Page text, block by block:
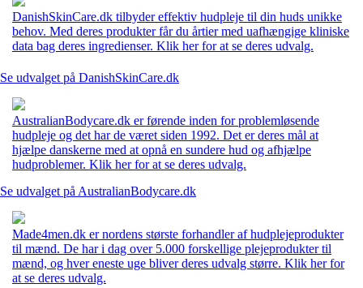
DanishSkinCare.dk tilbyder effektiv hudpleje til din huds unikke
behov. Med deres produkter får du årtier med uafhængige kliniske
data bag deres ingredienser. Klik her for at se deres udvalg.
Se udvalget på DanishSkinCare.dk
AustralianBodycare.dk er førende inden for problemløsende
hudpleje og det har de været siden 1992. Det er deres mål at
hjælpe danskerne med at opnå en sundere hud og afhjælpe
hudproblemer. Klik her for at se deres udvalg.
Se udvalget på AustralianBodycare.dk
Made4men.dk er nordens største forhandler af hudplejeprodukter
til mænd. De har i dag over 5.000 forskellige plejeprodukter til
mænd, og hver eneste uge bliver deres udvalg større. Klik her for
at se deres udvalg.